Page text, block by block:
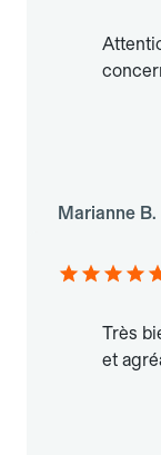
Marianne B.
Très
et